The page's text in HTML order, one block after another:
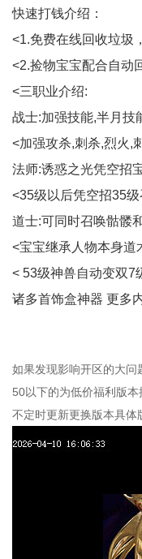
快速打钱介绍：
<1.免费在线回收垃圾
<2.捡物宝宝配合自动
<三职业介绍:
战士:加强技能,半月技
<加强攻杀,刺杀,烈火,
法师:诱惑之光凭空招
<35级以后凭空招35
道士:可同时召唤骷髅
<宝宝继承人物本身道
< 53级神兽自动变双7
诸多首饰盒神器 更多
如果发现影响开区的大问
50以下的为低价福利版
不定时更新更换版本具体